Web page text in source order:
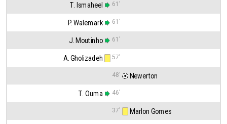
T. Ismaheel 61'
P. Walemark 61'
J. Moutinho 61'
A. Gholizadeh 57'
48' Newerton
T. Ouma 46'
37' Marlon Gomes